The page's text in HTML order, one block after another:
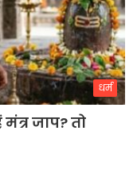
धर्म
जाप? तो